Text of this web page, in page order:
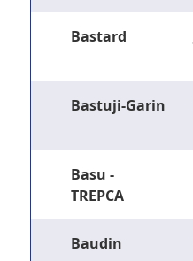
Bastard
Bastuji-Garin
Basu -
TREPCA
Baudin